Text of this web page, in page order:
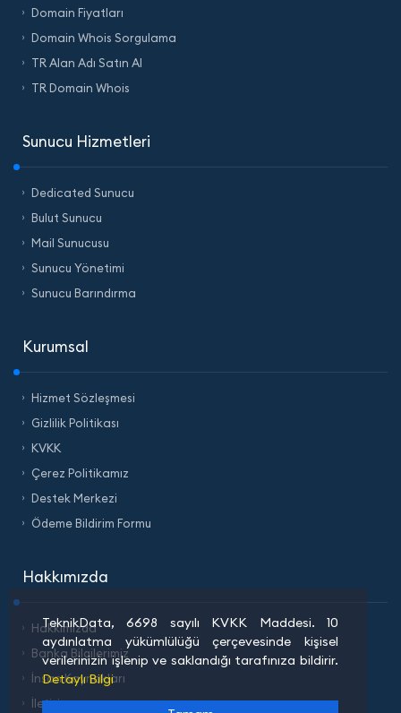
Domain Fiyatları
Domain Whois Sorgulama
TR Alan Adı Satın Al
TR Domain Whois
Sunucu Hizmetleri
Dedicated Sunucu
Bulut Sunucu
Mail Sunucusu
Sunucu Yönetimi
Sunucu Barındırma
Kurumsal
Hizmet Sözleşmesi
Gizlilik Politikası
KVKK
Çerez Politikamız
Destek Merkezi
Ödeme Bildirim Formu
Hakkımızda
Hakkımızda
Banka Bilgilerimiz
İnsan Kaynakları
İletişim
TeknikData, 6698 sayılı KVKK Maddesi. 10
aydınlatma yükümlülüğü çerçevesinde kişisel
verilerinizin işlenip ve saklandığı tarafınıza bildirir.
Detaylı Bilgi